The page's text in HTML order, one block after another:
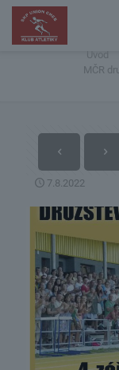
MČR
Úvod
MČR
7.8.2022